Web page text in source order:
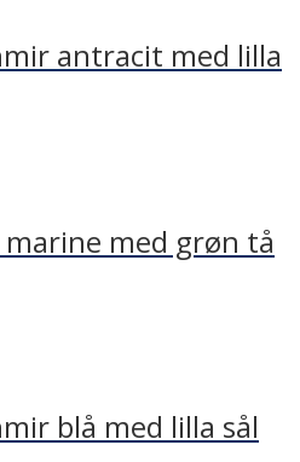
antracit med lilla
med grøn tå
blå med lilla sål